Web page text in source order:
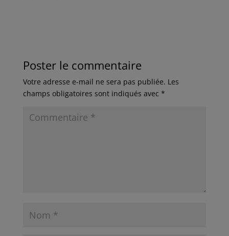
Poster le commentaire
Votre adresse e-mail ne sera pas publiée. Les
champs obligatoires sont indiqués avec *